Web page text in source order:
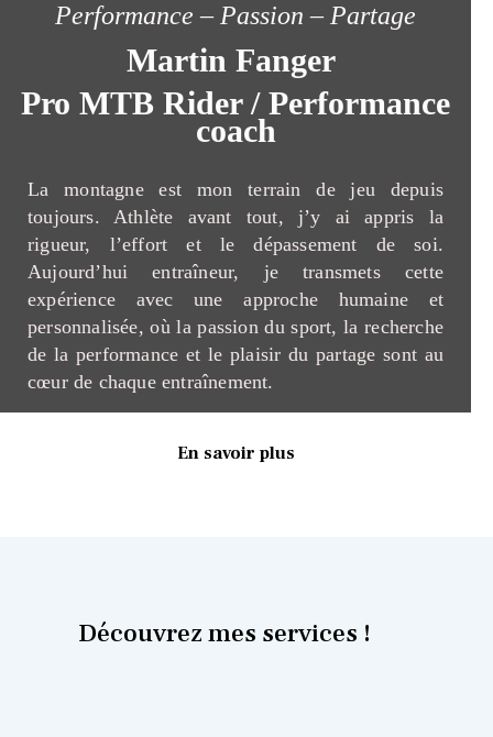
Performance – Passion – Partage
Martin Fanger
Pro MTB Rider / Performance
coach
La montagne est mon terrain de jeu depuis
toujours. Athlète avant tout, j’y ai appris la
rigueur, l’effort et le dépassement de soi.
Aujourd’hui entraîneur, je transmets cette
expérience avec une approche humaine et
personnalisée, où la passion du sport, la recherche
de la performance et le plaisir du partage sont au
cœur de chaque entraînement.
En savoir plus
Découvrez mes services !